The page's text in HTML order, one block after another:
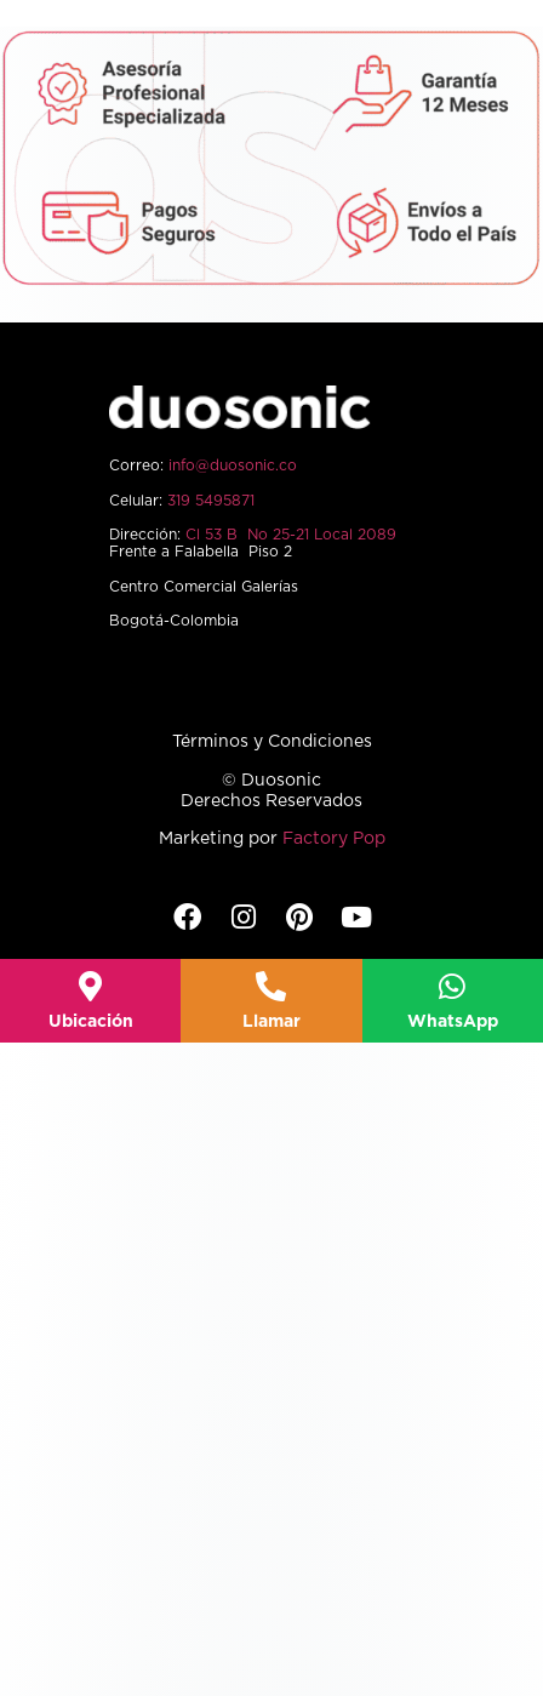
Correo: info@duosonic.co
Celular: 319 5495871
Dirección: Cl 53 B No 25-21 Local 2089
Frente a Falabella Piso 2
Centro Comercial Galerías
Bogotá-Colombia
Términos y Condiciones
© Duosonic
Derechos Reservados
Marketing por Factory Pop
Ubicación Llamar WhatsApp